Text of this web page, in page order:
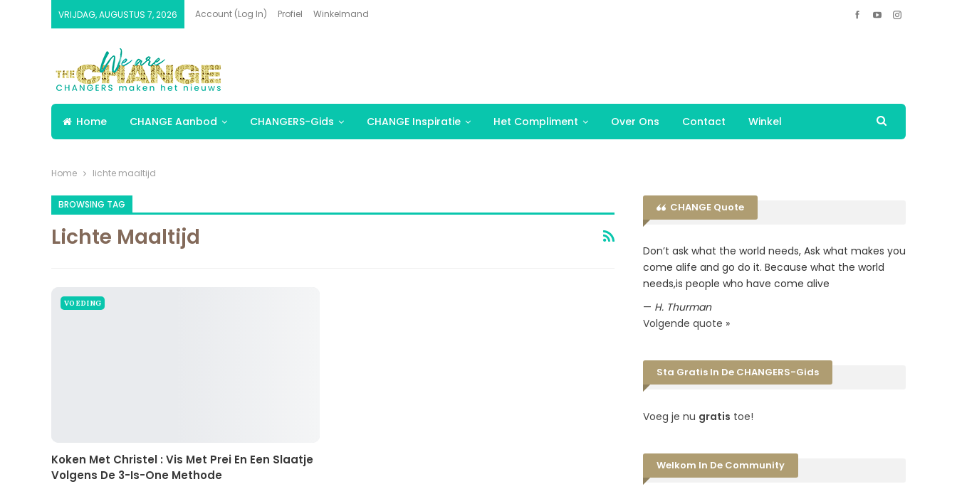
VRIJDAG, AUGUSTUS 7, 2026 Account (Log In) Profiel Winkelmand
Home CHANGE Aanbod CHANGERS-Gids CHANGE Inspiratie Het Compliment Over Ons Contact Winkel
Home lichte maaltijd
BROWSING TAG
Lichte Maaltijd
VOEDING
Koken Met Christel : Vis Met Prei En Een Slaatje
Volgens De 3-Is-One Methode
CHANGE Quote
Don’t ask what the world needs, Ask what makes you
come alife and go do it. Because what the world
needs,is people who have come alive
— H. Thurman
Volgende quote »
Sta Gratis In De CHANGERS-Gids
Voeg je nu gratis toe!
Welkom In De Community